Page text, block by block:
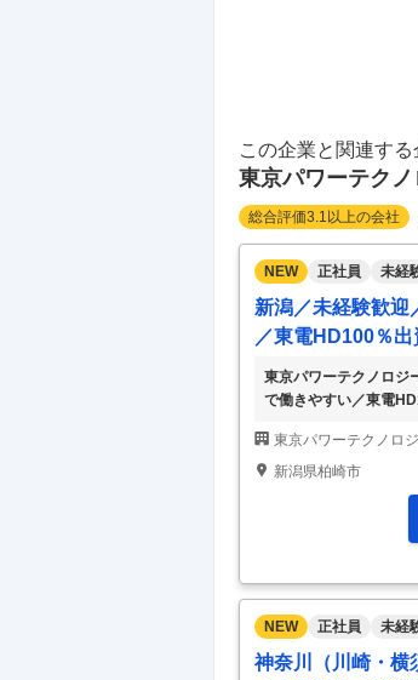
この企業と関連する
東京パワーテク
総合評価3.1 以上の会社
NEW 正社員 未経
新潟／未経験歓迎
／東電HD100％出
東京パワーテクノロジ
で働きやすい／東電
出資子会社／国家のイ
実～ ■業務内容： 柏崎
ポートする業務を担
東京パワーテクノロ
新潟県柏崎市
NEW 正社員 未経
神奈川（川崎・横